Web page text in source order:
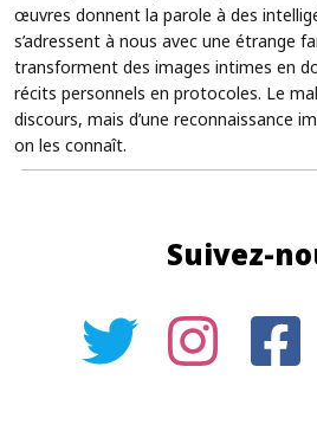
œuvres donnent la parole à des
s’adressent à nous avec une étrange
transforment des images intimes en
récits personnels en protocoles. Le
discours, mais d’une reconnaissance
on les connaît.
Suivez-